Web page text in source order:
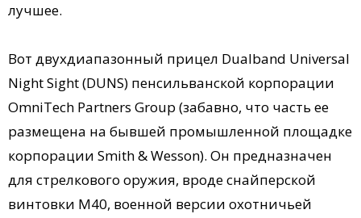
лучшее.
Вот двухдиапазонный прицел Dualband Universal
Night Sight (DUNS) пенсильванской корпорации
OmniTech Partners Group (забавно, что часть ее
размещена на бывшей промышленной площадке
корпорации Smith & Wesson). Он предназначен
для стрелкового оружия, вроде снайперской
винтовки M40, военной версии охотничьей